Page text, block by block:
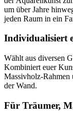
um über Jahre
jeden Raum in ein
Individualisiert
Wählt aus diversen
Kombiniert euer
Massivholz-Rahmen
der Wand.
Für Träumer,